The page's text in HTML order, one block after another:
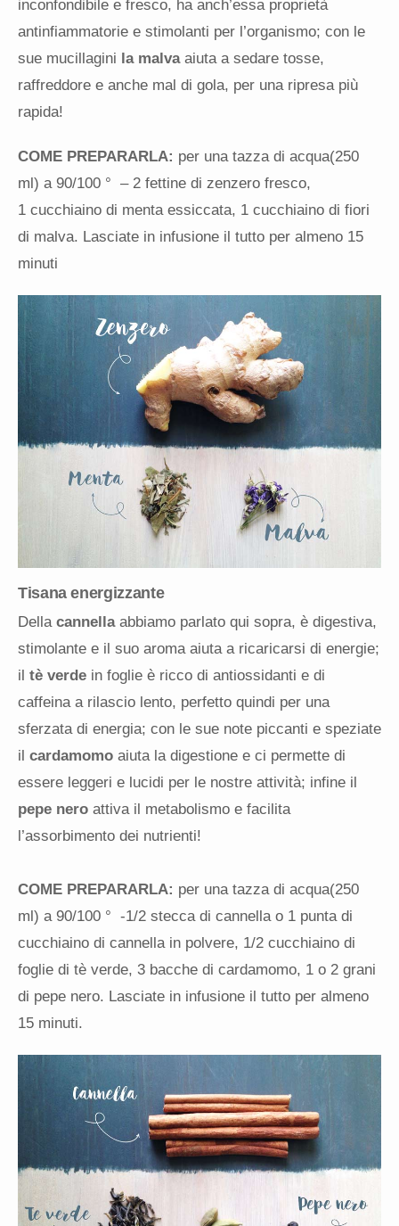
inconfondibile e fresco, ha anch’essa proprietà
antinfiammatorie e stimolanti per l’organismo; con le
sue mucillagini la malvaaiuta a sedare tosse,
raffreddore e anche mal di gola, per una ripresa più
rapida!
COME PREPARARLA: per una tazza di acqua(250
ml) a 90/100 ° – 2 fettine di zenzero fresco,
1 cucchiaino di menta essiccata, 1 cucchiaino di fiori
di malva. Lasciate in infusione il tutto per almeno 15
minuti
Tisana energizzante
Della cannellaabbiamo parlato qui sopra, è digestiva,
stimolante e il suo aroma aiuta a ricaricarsi di energie;
il tè verde in foglie è ricco di antiossidanti e di
caffeina a rilascio lento, perfetto quindi per una
sferzata di energia; con le sue note piccanti e speziate
il cardamomo aiuta la digestione e ci permette di
essere leggeri e lucidi per le nostre attività; infine il
pepe nero attiva il metabolismo e facilita
l’assorbimento dei nutrienti!
COME PREPARARLA: per una tazza di acqua(250
ml) a 90/100 ° -1/2 stecca di cannella o 1 punta di
cucchiaino di cannella in polvere, 1/2 cucchiaino di
foglie di tè verde, 3 bacche di cardamomo, 1 o 2 grani
di pepe nero. Lasciate in infusione il tutto per almeno
15 minuti.